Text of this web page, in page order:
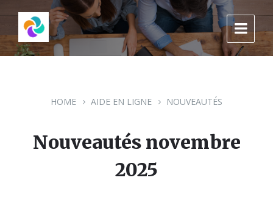
content
navigation
footer
HOME AIDE EN LIGNE NOUVEAUTÉS
Nouveautés novembre
2025